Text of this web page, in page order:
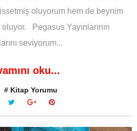
oluyorum hem de beynim
oluyor. Pegasus Yayınlarının
seviyorum...
oku...
# Kitap Yorumu